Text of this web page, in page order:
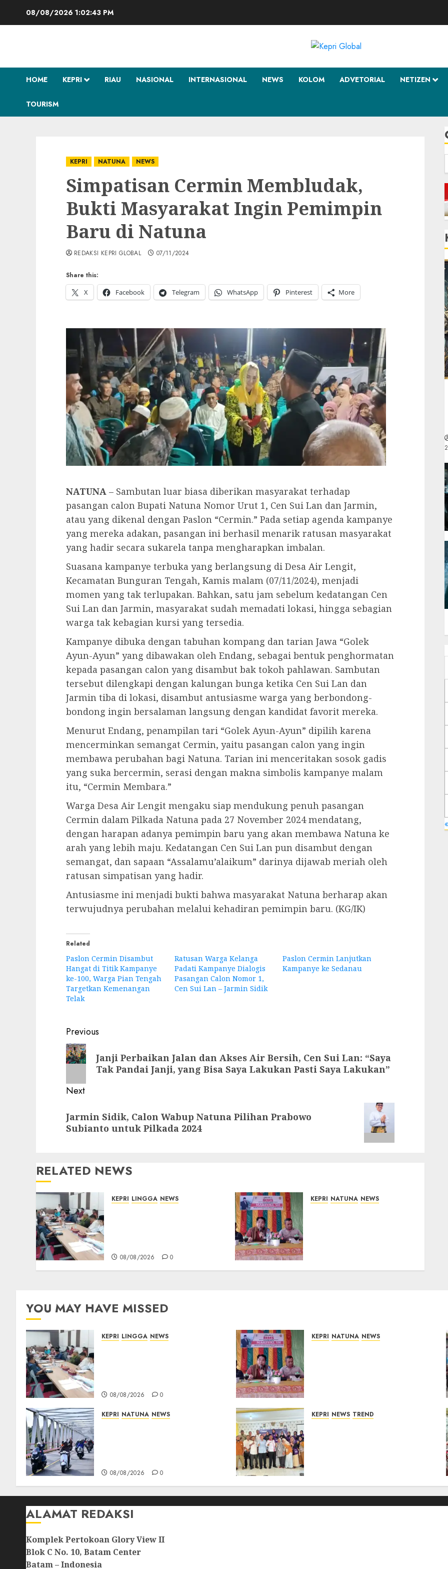
08/08/2026 1:02:44 PM
HOME KEPRI RIAU NASIONAL INTERNASIONAL NEWS KOLOM ADVETORIAL NETIZEN
TOURISM
KEPRI NATUNA NEWS
Simpatisan Cermin Membludak,
Bukti Masyarakat Ingin Pemimpin
Baru di Natuna
Share this:
X
Facebook Telegram WhatsApp Pinterest More
REDAKSI KEPRI GLOBAL 07/11/2024
NATUNA – Sambutan luar biasa diberikan masyarakat terhadap
pasangan calon Bupati Natuna Nomor Urut 1, Cen Sui Lan dan Jarmin,
atau yang dikenal dengan Paslon “Cermin.” Pada setiap agenda kampanye
yang mereka adakan, pasangan ini berhasil menarik ratusan masyarakat
yang hadir secara sukarela tanpa mengharapkan imbalan.
Suasana kampanye terbuka yang berlangsung di Desa Air Lengit,
Kecamatan Bunguran Tengah, Kamis malam (07/11/2024), menjadi
momen yang tak terlupakan. Bahkan, satu jam sebelum kedatangan Cen
Sui Lan dan Jarmin, masyarakat sudah memadati lokasi, hingga sebagian
warga tak kebagian kursi yang tersedia.
Kampanye dibuka dengan tabuhan kompang dan tarian Jawa “Golek
Ayun-Ayun” yang dibawakan oleh Endang, sebagai bentuk penghormatan
kepada pasangan calon yang disambut bak tokoh pahlawan. Sambutan
tersebut dilengkapi dengan kalungan bunga ketika Cen Sui Lan dan
Jarmin tiba di lokasi, disambut antusiasme warga yang berbondong-
bondong ingin bersalaman langsung dengan kandidat favorit mereka.
Menurut Endang, penampilan tari “Golek Ayun-Ayun” dipilih karena
mencerminkan semangat Cermin, yaitu pasangan calon yang ingin
membawa perubahan bagi Natuna. Tarian ini menceritakan sosok gadis
yang suka bercermin, serasi dengan makna simbolis kampanye malam
itu, “Cermin Membara.”
Warga Desa Air Lengit mengaku siap mendukung penuh pasangan
Cermin dalam Pilkada Natuna pada 27 November 2024 mendatang,
dengan harapan adanya pemimpin baru yang akan membawa Natuna ke
arah yang lebih maju. Kedatangan Cen Sui Lan pun disambut dengan
semangat, dan sapaan “Assalamu’alaikum” darinya dijawab meriah oleh
ratusan simpatisan yang hadir.
Antusiasme ini menjadi bukti bahwa masyarakat Natuna berharap akan
terwujudnya perubahan melalui kehadiran pemimpin baru. (KG/IK)
Related
Paslon Cermin Disambut
Hangat di Titik Kampanye
ke-100, Warga Pian Tengah
Targetkan Kemenangan
Telak
Ratusan Warga Kelanga
Padati Kampanye Dialogis
Pasangan Calon Nomor 1,
Cen Sui Lan – Jarmin Sidik
Paslon Cermin Lanjutkan
Kampanye ke Sedanau
Post
navigation
Previous
Previous
post:
Janji Perbaikan Jalan dan Akses Air Bersih, Cen Sui Lan: “Saya
Tak Pandai Janji, yang Bisa Saya Lakukan Pasti Saya Lakukan”
Next
post:
Jarmin Sidik, Calon Wabup Natuna Pilihan Prabowo
Subianto untuk Pilkada 2024
RELATED NEWS
KEPRI LINGGA NEWS
08/08/2026 0
KEPRI NATUNA NEWS
08/08/2026 0
YOU MAY HAVE MISSED
KEPRI LINGGA NEWS
08/08/2026 0
KEPRI NATUNA NEWS
KEPRI NATUNA NEWS
08/08/2026 0
KEPRI NEWS TREND
08/08/2026 0
ALAMAT REDAKSI
Komplek Pertokoan Glory View II
Blok C No. 10, Batam Center
Batam – Indonesia